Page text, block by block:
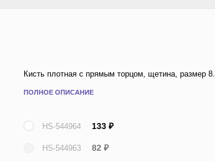
Кисть плотная с прямым торцом, щетина, размер 8.
ПОЛНОЕ ОПИСАНИЕ
HS-544964 133₽
HS-544963 82₽